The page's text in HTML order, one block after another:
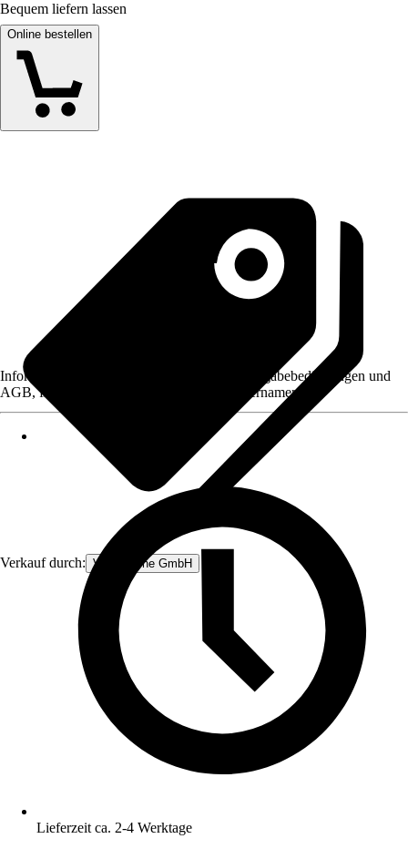
Bequem liefern lassen
Online bestellen
Verkauf durch: V&V Online GmbH
Informationen des Verkäufers, wie z. B. Rückgabebedingungen und
AGB, finden Sie bei Klick auf den Verkäufernamen.
Lieferzeit ca. 2-4 Werktage